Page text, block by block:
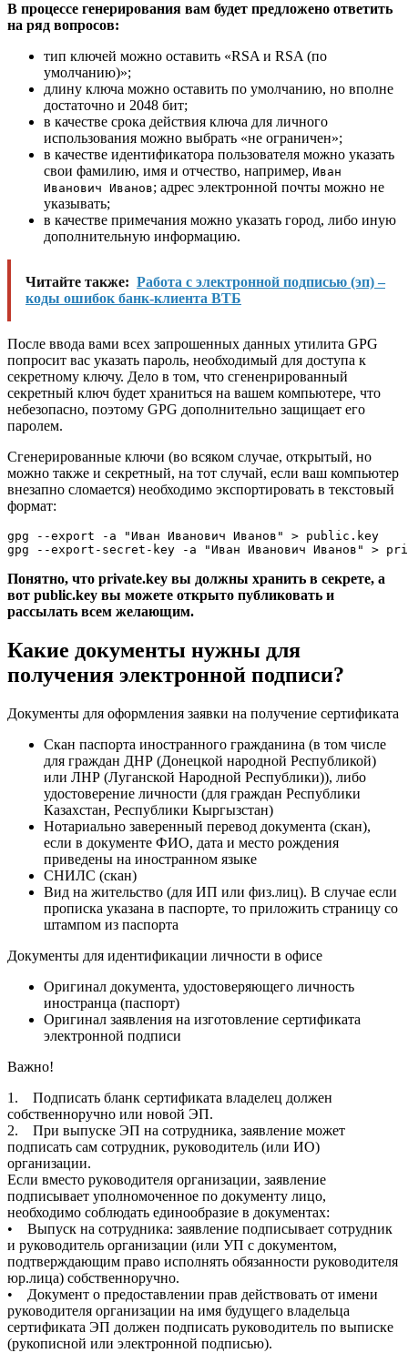
В процессе генерирования вам будет предложено ответить
на ряд вопросов:
тип ключей можно оставить «RSA и RSA (по
умолчанию)»;
длину ключа можно оставить по умолчанию, но вполне
достаточно и 2048 бит;
в качестве срока действия ключа для личного
использования можно выбрать «не ограничен»;
в качестве идентификатора пользователя можно указать
свои фамилию, имя и отчество, например, Иван
Иванович Иванов; адрес электронной почты можно не
указывать;
в качестве примечания можно указать город, либо иную
дополнительную информацию.
Читайте также: Работа с электронной подписью (эп) –
коды ошибок банк-клиента ВТБ
После ввода вами всех запрошенных данных утилита GPG
попросит вас указать пароль, необходимый для доступа к
секретному ключу. Дело в том, что сгененрированный
секретный ключ будет храниться на вашем компьютере, что
небезопасно, поэтому GPG дополнительно защищает его
паролем.
Сгенерированные ключи (во всяком случае, открытый, но
можно также и секретный, на тот случай, если ваш компьютер
внезапно сломается) необходимо экспортировать в текстовый
формат:
gpg --export -a "Иван Иванович Иванов" > public.key
gpg --export-secret-key -a "Иван Иванович Иванов" >
Понятно, что private.key вы должны хранить в секрете, а
вот public.key вы можете открыто публиковать и
рассылать всем желающим.
Какие документы нужны для
получения электронной подписи?
Документы для оформления заявки на получение сертификата
Скан паспорта иностранного гражданина (в том числе
для граждан ДНР (Донецкой народной Республикой)
или ЛНР (Луганской Народной Республики)), либо
удостоверение личности (для граждан Республики
Казахстан, Республики Кыргызстан)
Нотариально заверенный перевод документа (скан),
если в документе ФИО, дата и место рождения
приведены на иностранном языке
СНИЛС (скан)
Вид на жительство (для ИП или физ.лиц). В случае если
прописка указана в паспорте, то приложить страницу со
штампом из паспорта
Документы для идентификации личности в офисе
Оригинал документа, удостоверяющего личность
иностранца (паспорт)
Оригинал заявления на изготовление сертификата
электронной подписи
Важно!
1. Подписать бланк сертификата владелец должен
собственноручно или новой ЭП.
2. При выпуске ЭП на сотрудника, заявление может
подписать сам сотрудник, руководитель (или ИО)
организации.
Если вместо руководителя организации, заявление
подписывает уполномоченное по документу лицо,
необходимо соблюдать единообразие в документах:
• Выпуск на сотрудника: заявление подписывает сотрудник
и руководитель организации (или УП с документом,
подтверждающим право исполнять обязанности руководителя
юр.лица) собственноручно.
• Документ о предоставлении прав действовать от имени
руководителя организации на имя будущего владельца
сертификата ЭП должен подписать руководитель по выписке
(рукописной или электронной подписью).